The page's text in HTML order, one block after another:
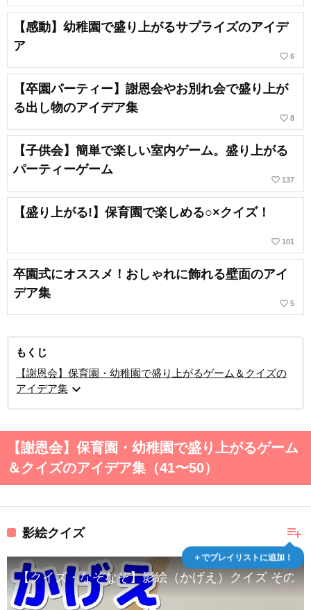
【感動】幼稚園で盛り上がるサプライズのアイデ
ア
favorite_border 6
【卒園パーティー】謝恩会やお別れ会で盛り上が
る出し物のアイデア集
favorite_border 8
【子供会】簡単で楽しい室内ゲーム。盛り上がる
パーティーゲーム
favorite_border 137
【盛り上がる!】保育園で楽しめる○×クイズ！
favorite_border 101
卒園式にオススメ！おしゃれに飾れる壁面のアイ
デア集
favorite_border 5
もくじ
【謝恩会】保育園・幼稚園で盛り上がるゲーム＆クイズの
アイデア集 expand_more
【謝恩会】保育園・幼稚園で盛り上がるゲーム
＆クイズのアイデア集（41〜50）
playlist_add
＋でプレイリストに追加！
影絵クイズ
【クイズ・なぞなぞ】影絵（かげえ）クイズ その